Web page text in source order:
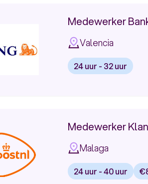
Medewerker
Valencia
24 uur - 32 uur
Medewerker
Malaga
24 uur - 40 uur